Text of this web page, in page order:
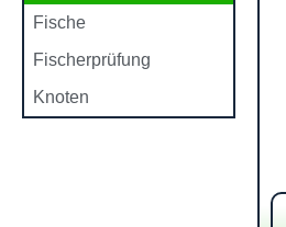
Fische
Fischerprüfung
Knoten